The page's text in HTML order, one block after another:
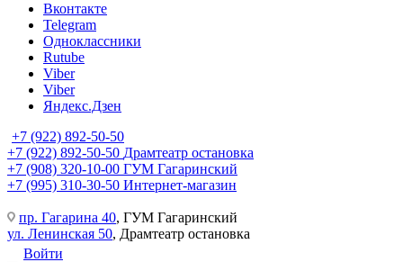
Вконтакте
Telegram
Одноклассники
Rutube
Viber
Viber
Яндекс.Дзен
+7 (922) 892-50-50
+7 (922) 892-50-50 Драмтеатр остановка
+7 (908) 320-10-00 ГУМ Гагаринский
+7 (995) 310-30-50 Интернет-магазин
пр. Гагарина 40, ГУМ Гагаринский
ул. Ленинская 50, Драмтеатр остановка
Войти